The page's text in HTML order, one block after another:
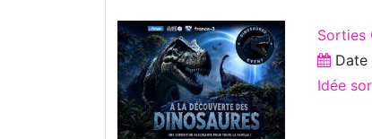
Sorties
Date
Idée